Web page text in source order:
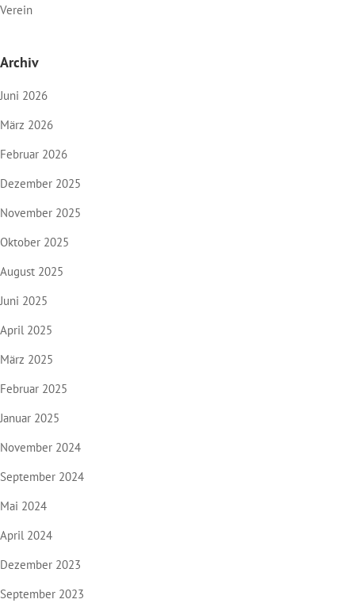
Verein
Archiv
Juni 2026
März 2026
Februar 2026
Dezember 2025
November 2025
Oktober 2025
August 2025
Juni 2025
April 2025
März 2025
Februar 2025
Januar 2025
November 2024
September 2024
Mai 2024
April 2024
Dezember 2023
September 2023